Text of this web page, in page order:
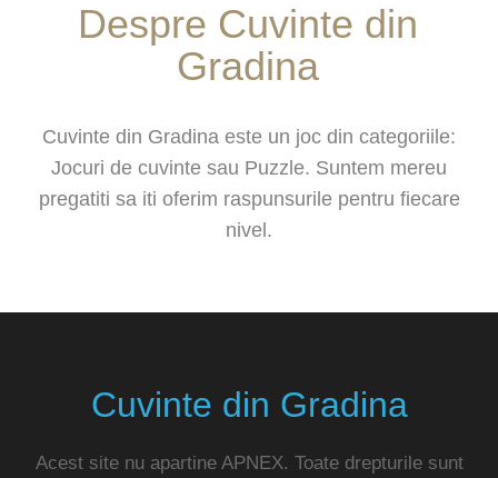
Despre Cuvinte din
Gradina
Cuvinte din Gradina este un joc din categoriile:
Jocuri de cuvinte sau Puzzle. Suntem mereu
pregatiti sa iti oferim raspunsurile pentru fiecare
nivel.
Cuvinte din Gradina
Acest site nu apartine APNEX. Toate drepturile sunt